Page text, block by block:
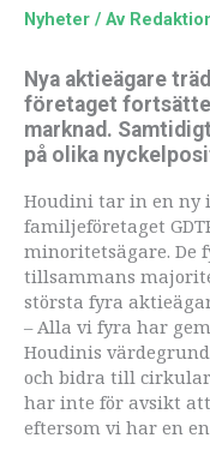
Nyheter / Av
Nya aktieägare
företaget
marknad.
på olika
Houdini tar in en ny
familjeföretaget
minoritetsägare. De
tillsammans
största fyra
– Alla vi fyra har
Houdinis
och bidra till
har inte för avsikt
eftersom vi har en